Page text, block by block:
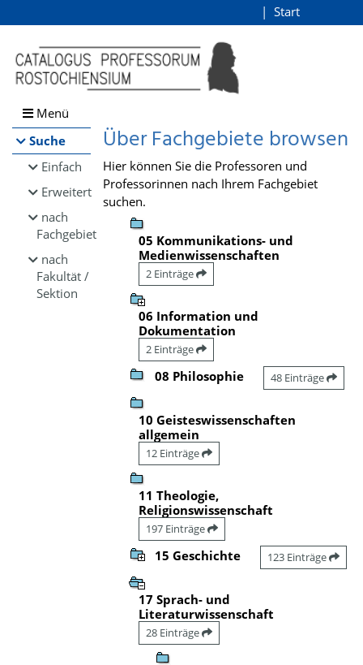
Browsen
direkt zum Inhalt
Start
Menü
Suche
Einfach
Erweitert
nach
Fachgebiet
nach
Fakultät /
Sektion
Über Fachgebiete browsen
Hier können Sie die Professoren und
Professorinnen nach Ihrem Fachgebiet
suchen.
05 Kommunikations- und
Medienwissenschaften
2 Einträge
06 Information und
Dokumentation
2 Einträge
08 Philosophie 48 Einträge
10 Geisteswissenschaften
allgemein
12 Einträge
11 Theologie,
Religionswissenschaft
197 Einträge
15 Geschichte 123 Einträge
17 Sprach- und
Literaturwissenschaft
28 Einträge